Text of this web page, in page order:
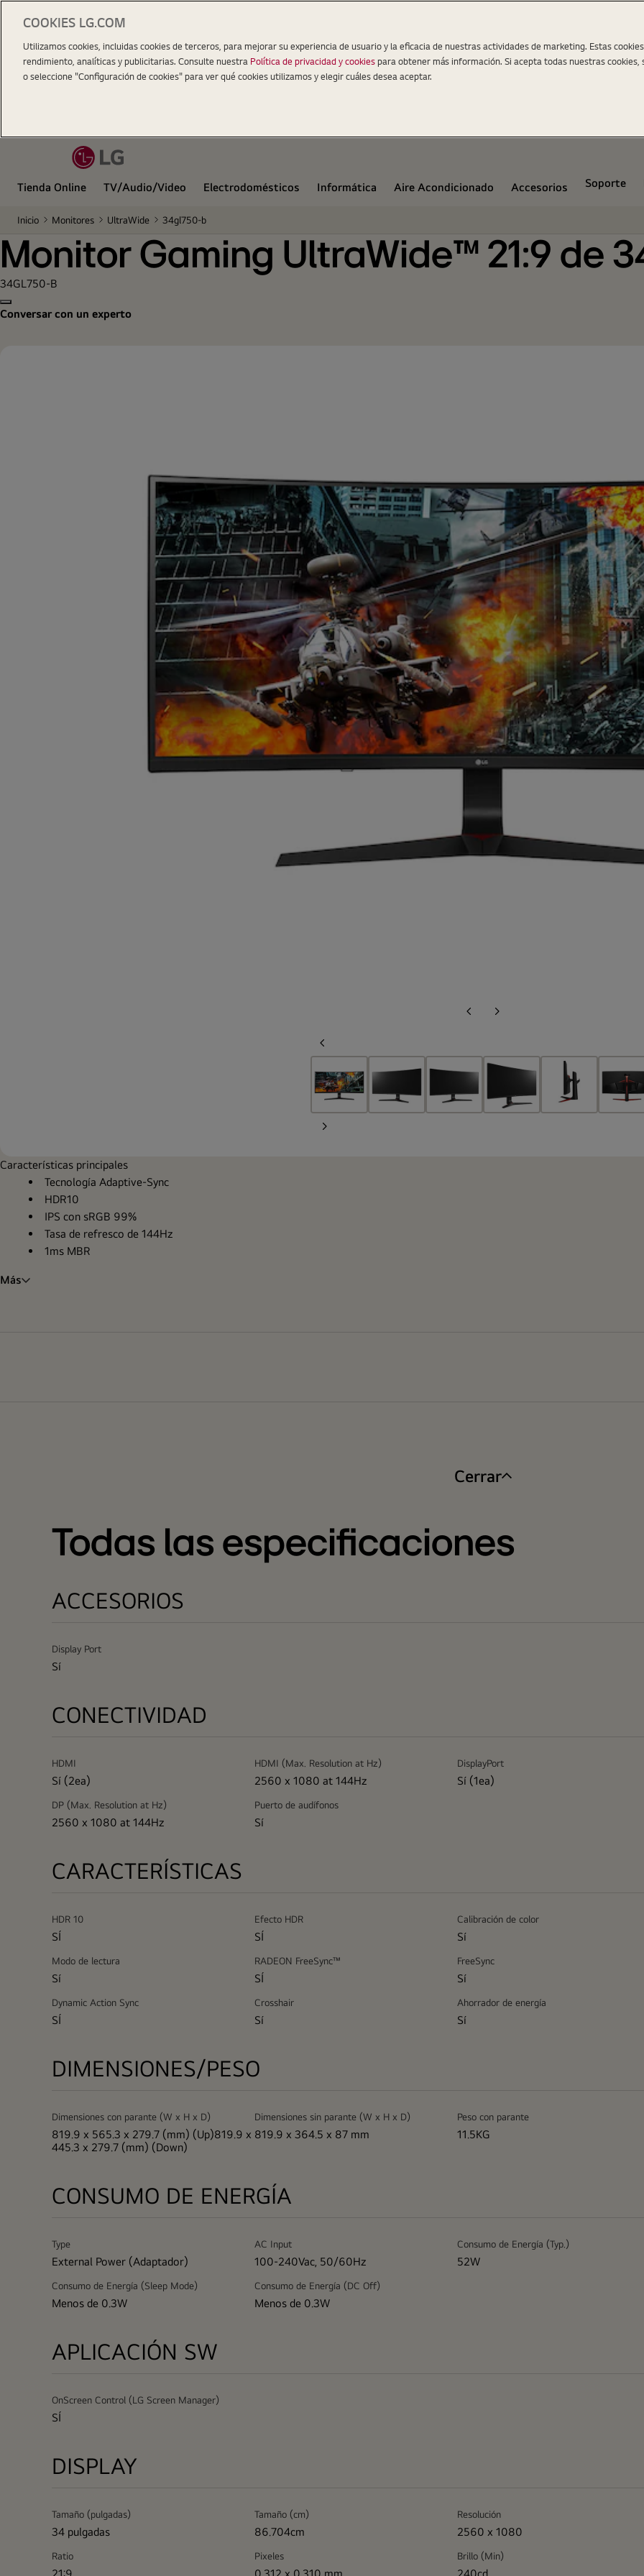
Tienda Online TV/Audio/Video Electrodomésticos Informática Aire Acondicionado Accesorios Soporte
Inicio Monitores UltraWide 34gl750-b
Monitor Gaming UltraWide™ 21:9 de 34"
Monitor Gaming UltraWide™ 21:9 de
34GL750-B
Copy model name
Conversar con un experto
Diapositiva
Siguiente
Diapositiva
Siguiente
Características principales
Tecnología Adaptive-Sync
HDR10
IPS con sRGB 99%
Tasa de refresco de 144Hz
1ms MBR
Más
Cerrar
Todas las especificaciones
ACCESORIOS
Display Port
Sí
CONECTIVIDAD
HDMI
Sí (2ea)
HDMI (Max. Resolution at Hz)
2560 x 1080 at 144Hz
DisplayPort
Sí (1ea)
DP (Max. Resolution at Hz)
2560 x 1080 at 144Hz
Puerto de audífonos
Sí
CARACTERÍSTICAS
HDR 10
SÍ
Efecto HDR
SÍ
Calibración de color
Sí
Modo de lectura
Sí
RADEON FreeSync™
SÍ
FreeSync
Sí
Dynamic Action Sync
SÍ
Crosshair
Sí
Ahorrador de energía
Sí
DIMENSIONES/PESO
Dimensiones con parante (W x H x D)
819.9 x 565.3 x 279.7 (mm) (Up)819.9 x
445.3 x 279.7 (mm) (Down)
Dimensiones sin parante (W x H x D)
819.9 x 364.5 x 87 mm
Peso con parante
11.5KG
CONSUMO DE ENERGÍA
Type
External Power (Adaptador)
AC Input
100-240Vac, 50/60Hz
Consumo de Energía (Typ.)
52W
Consumo de Energía (Sleep Mode)
Menos de 0.3W
Consumo de Energía (DC Off)
Menos de 0.3W
APLICACIÓN SW
OnScreen Control (LG Screen Manager)
SÍ
DISPLAY
Tamaño (pulgadas)
34 pulgadas
Tamaño (cm)
86.704cm
Resolución
2560 x 1080
Ratio Pixeles Brillo (Min)
COOKIES LG.COM
Utilizamos cookies, incluidas cookies de terceros, para mejorar su experiencia de usuario y la eficacia de nuestras actividades de marketing. Estas
rendimiento, analíticas y publicitarias. Consulte nuestra Política de privacidad y cookiespara obtener más información. Si acepta todas nuestras
o seleccione "Configuración de cookies" para ver qué cookies utilizamos y elegir cuáles desea aceptar.